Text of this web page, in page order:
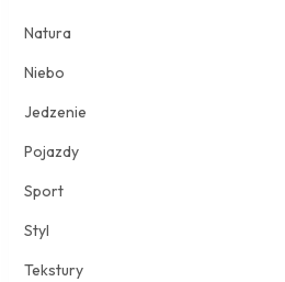
Natura
Niebo
Jedzenie
Pojazdy
Sport
Styl
Tekstury